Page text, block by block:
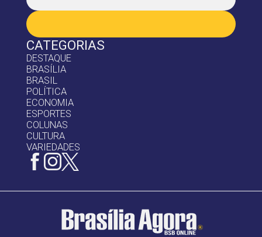
CATEGORIAS
DESTAQUE
BRASÍLIA
BRASIL
POLÍTICA
ECONOMIA
ESPORTES
COLUNAS
CULTURA
VARIEDADES